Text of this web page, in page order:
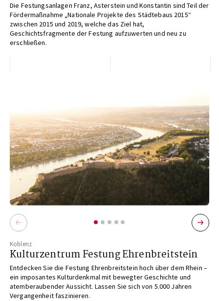
Die Festungsanlagen Franz, Asterstein und Konstantin sind Teil der
Fördermaßnahme „Nationale Projekte des Städtebaus 2015“
zwischen 2015 und 2019, welche das Ziel hat,
Geschichtsfragmente der Festung aufzuwerten und neu zu
erschließen.
Koblenz
Kulturzentrum Festung Ehrenbreitstein
Entdecken Sie die Festung Ehrenbreitstein hoch über dem Rhein –
ein imposantes Kulturdenkmal mit bewegter Geschichte und
atemberaubender Aussicht. Lassen Sie sich von 5.000 Jahren
Vergangenheit faszinieren.